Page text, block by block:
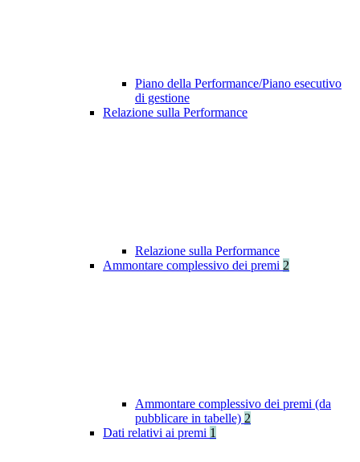
Piano della Performance/Piano esecutivo
di gestione
Relazione sulla Performance
Relazione sulla Performance
Ammontare complessivo dei premi 2
Ammontare complessivo dei premi (da
pubblicare in tabelle) 2
Dati relativi ai premi 1